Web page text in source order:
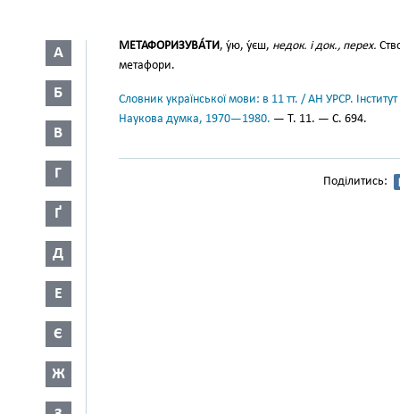
А
Б
В
Г
Ґ
Д
Е
Є
Ж
МЕТАФОРИЗУВА́ТИ, у́ю, у́єш, недок. і док., перех.
метафори.
Словник української мови: в 11 тт. / АН УРСР.
Наукова думка, 1970—1980. — Т. 11. — С. 694.
Поділитись: